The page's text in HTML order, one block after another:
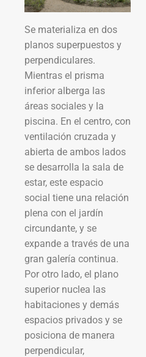
Se materializa en dos
planos superpuestos y
perpendiculares.
Mientras el prisma
inferior alberga las
áreas sociales y la
piscina. En el centro, con
ventilación cruzada y
abierta de ambos lados
se desarrolla la sala de
estar, este espacio
social tiene una relación
plena con el jardín
circundante, y se
expande a través de una
gran galería continua.
Por otro lado, el plano
superior nuclea las
habitaciones y demás
espacios privados y se
posiciona de manera
perpendicular,